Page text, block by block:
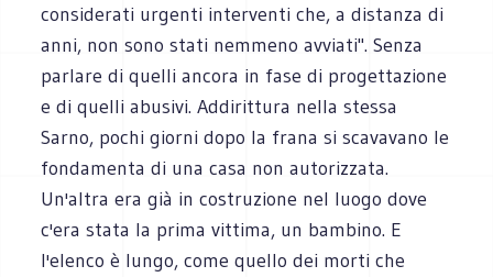
considerati urgenti interventi che, a distanza di
anni, non sono stati nemmeno avviati". Senza
parlare di quelli ancora in fase di progettazione
e di quelli abusivi. Addirittura nella stessa
Sarno, pochi giorni dopo la frana si scavavano le
fondamenta di una casa non autorizzata.
Un'altra era già in costruzione nel luogo dove
c'era stata la prima vittima, un bambino. E
l'elenco è lungo, come quello dei morti che